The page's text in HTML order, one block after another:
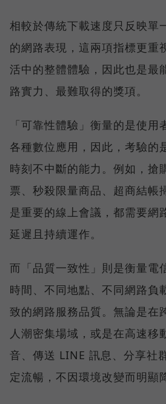
相較於傳統下載速度只反映單
的網路表現，這兩項指標更重
活中的整體體驗，因此也是最
路實力、最難取得的獎項。
「可靠性體驗」衡量的是使用
各種數位應用，因此，考驗的
時刻不中斷的能力。例如，搶
票、秒殺限量商品、超商結帳
是重要的線上會議，都需要網
延遲且持續運作。
而「品質一致性」則是衡量電
時間、不同地點、不同網路負
致的網路服務品質。無論是在
人潮密集場域，或是在高速移
音、傳送 LINE 訊息、分享社
定流暢，不因環境改變而明顯